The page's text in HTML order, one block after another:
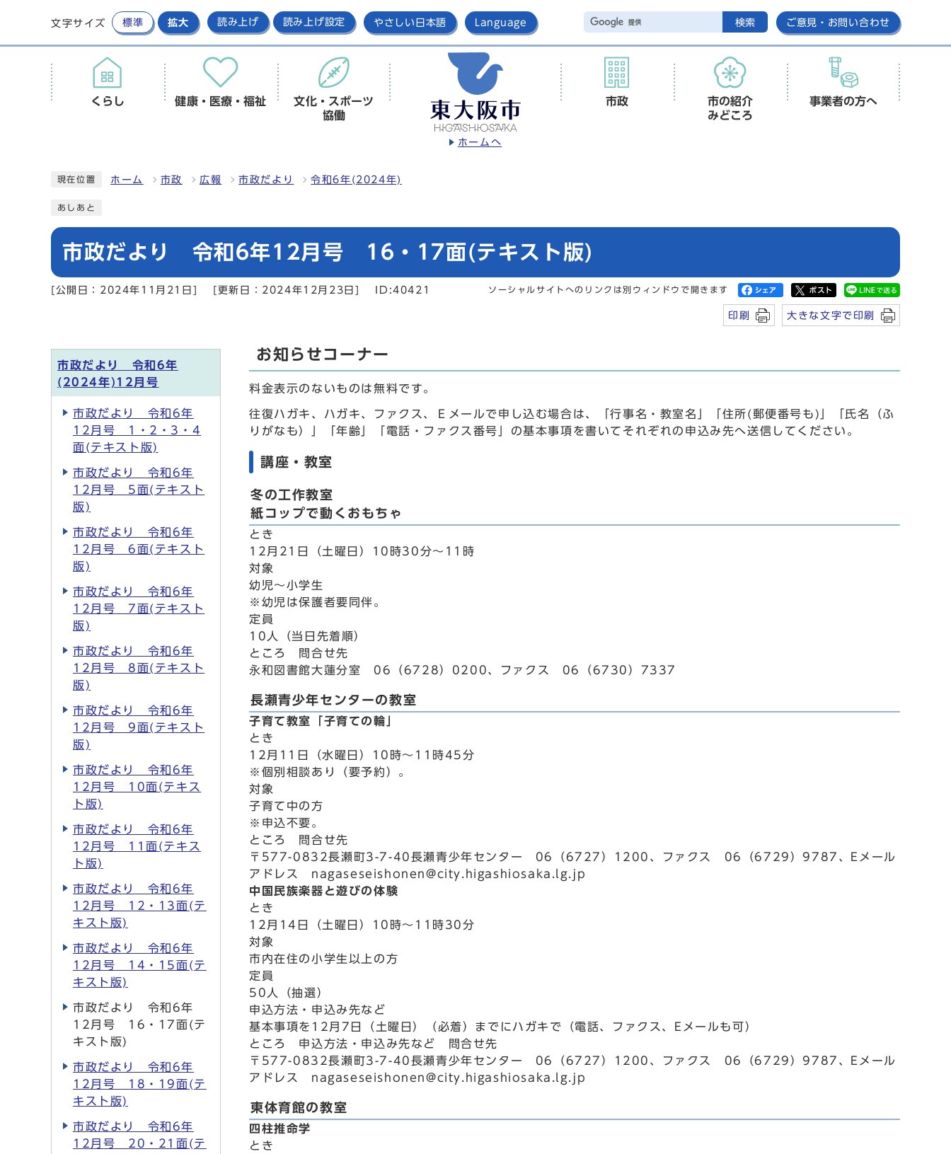
文字サイズ 標準 拡大 読み上げ 読み上げ設定 やさしい日本語 Language 検索 ご意見・お問い合わせ
ホームへ
くらし 健康・医療・福祉
文化・スポーツ
協働
市政
市の紹介
みどころ
事業者の方へ
現在位置 ホーム 市政 広報 市政だより 令和6年(2024年)
あしあと
市政だより 令和6年12月号 16・17面(テキスト版)
[公開日：2024年11月21日] [更新日：2024年12月23日] ID:40421 ソーシャルサイトへのリンクは別ウィンドウで開きます
印刷 大きな文字で印刷
お知らせコーナー
料金表示のないものは無料です。
往復ハガキ、ハガキ、ファクス、Ｅメールで申し込む場合は、「行事名・教室名」「住所(郵便番号も)」「氏名（ふ
りがなも）」「年齢」「電話・ファクス番号」の基本事項を書いてそれぞれの申込み先へ送信してください。
講座・教室
冬の工作教室
紙コップで動くおもちゃ
とき
12月21日（土曜日）10時30分～11時
対象
幼児～小学生
※幼児は保護者要同伴。
定員
10人（当日先着順）
ところ 問合せ先
永和図書館大蓮分室 06（6728）0200、ファクス 06（6730）7337
長瀬青少年センターの教室
子育て教室「子育ての輪」
とき
12月11日（水曜日）10時～11時45分
※個別相談あり（要予約）。
対象
子育て中の方
※申込不要。
ところ 問合せ先
〒577-0832長瀬町3-7-40長瀬青少年センター 06（6727）1200、ファクス 06（6729）9787、Eメール
アドレス nagaseseishonen@city.higashiosaka.lg.jp
中国民族楽器と遊びの体験
とき
12月14日（土曜日）10時～11時30分
対象
市内在住の小学生以上の方
定員
50人（抽選）
申込方法・申込み先など
基本事項を12月7日（土曜日）（必着）までにハガキで（電話、ファクス、Eメールも可）
ところ 申込方法・申込み先など 問合せ先
〒577-0832長瀬町3-7-40長瀬青少年センター 06（6727）1200、ファクス 06（6729）9787、Eメール
アドレス nagaseseishonen@city.higashiosaka.lg.jp
東体育館の教室
四柱推命学
とき
市政だより 令和6年
(2024年)12月号
市政だより 令和6年
12月号 1・2・3・4
面(テキスト版)
市政だより 令和6年
12月号 5面(テキスト
版)
市政だより 令和6年
12月号 6面(テキスト
版)
市政だより 令和6年
12月号 7面(テキスト
版)
市政だより 令和6年
12月号 8面(テキスト
版)
市政だより 令和6年
12月号 9面(テキスト
版)
市政だより 令和6年
12月号 10面(テキス
ト版)
市政だより 令和6年
12月号 11面(テキス
ト版)
市政だより 令和6年
12月号 12・13面(テ
キスト版)
市政だより 令和6年
12月号 14・15面(テ
キスト版)
市政だより 令和6年
12月号 16・17面(テ
キスト版)
市政だより 令和6年
12月号 18・19面(テ
キスト版)
市政だより 令和6年
12月号 20・21面(テ